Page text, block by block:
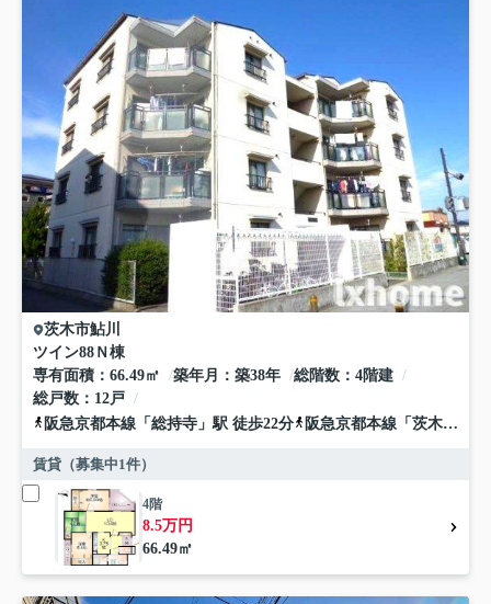
茨木市鮎川
ツイン88Ｎ棟
専有面積
66.49㎡ 築年月 築38年 総階数
4階建
総戸数
12戸
阪急京都本線 「 総持寺 」駅 徒歩22分 阪急京都本線 「 茨木市
賃貸（募集中1件）
4階
8.5万円
66.49㎡